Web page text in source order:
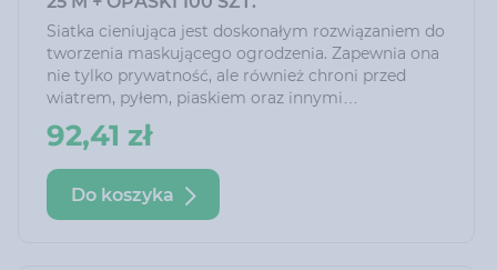
Siatka cieniująca jest doskonałym rozwiązaniem do
tworzenia maskującego ogrodzenia. Zapewnia ona
nie tylko prywatność, ale również chroni przed
wiatrem, pyłem, piaskiem oraz innymi
zanieczyszczeniami. Dzięki niej można cieszyć się
siedzeniem na tarasie czy w ogrodzie nawet przy
silnym wietrze.
92,41 zł
Do koszyka